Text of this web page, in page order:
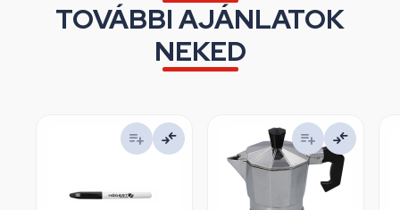
TOVÁBBI AJÁNLATOK
NEKED